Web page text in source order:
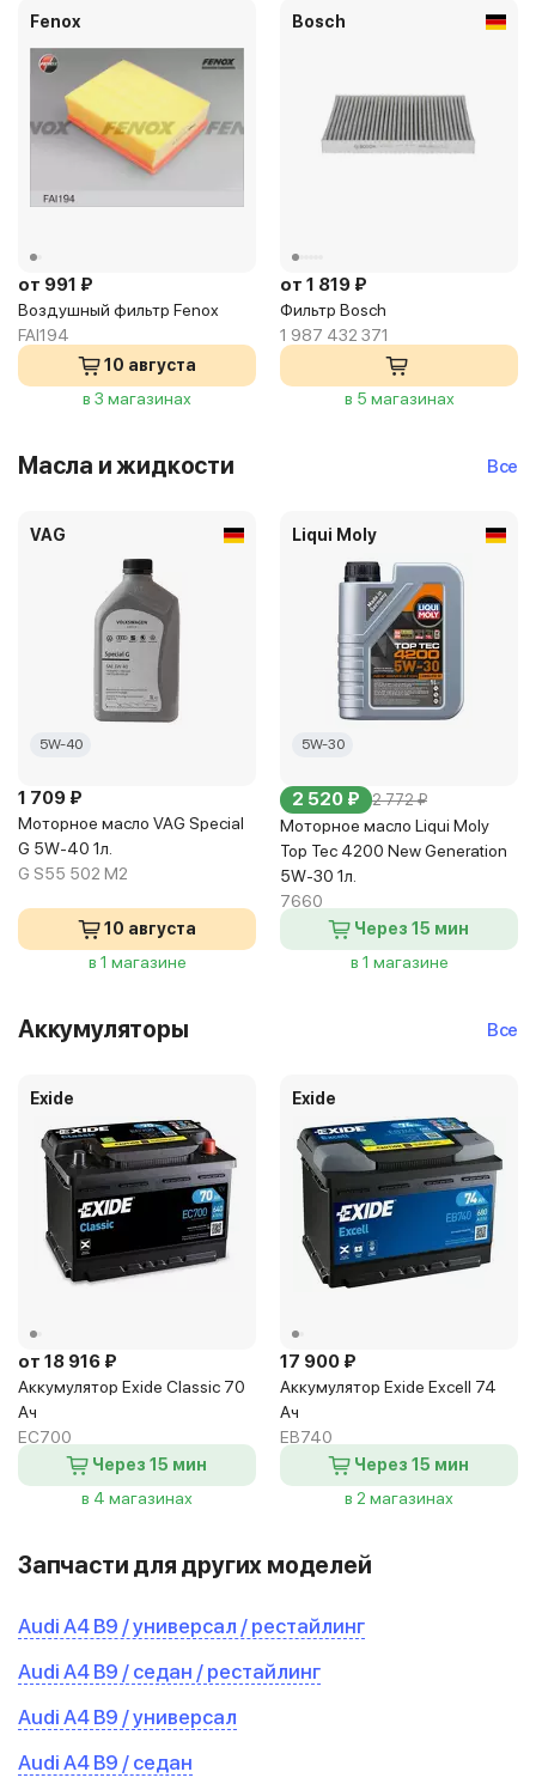
Fenox
от 991 ₽
Воздушный фильтр Fenox
FAI194
10 августа
в 3 магазинах
Bosch
от 1 819 ₽
Фильтр Bosch
1 987 432 371
в 5 магазинах
Масла и жидкости Все
VAG
5W-40
1 709 ₽
Моторное масло VAG Special
G 5W-40 1л.
G S55 502 M2
10 августа
в 1 магазине
Liqui Moly
5W-30
2 520 ₽ 2 772 ₽
Моторное масло Liqui Moly
Top Tec 4200 New Generation
5W-30 1л.
7660
Через 15 мин
в 1 магазине
Аккумуляторы Все
Exide
от 18 916 ₽
Аккумулятор Exide Classic 70
Ач
EC700
Через 15 мин
в 4 магазинах
Exide
17 900 ₽
Аккумулятор Exide Excell 74
Ач
EB740
Через 15 мин
в 2 магазинах
Запчасти для других моделей
Audi A4 B9 / универсал / рестайлинг
Audi A4 B9 / седан / рестайлинг
Audi A4 B9 / универсал
Audi A4 B9 / седан